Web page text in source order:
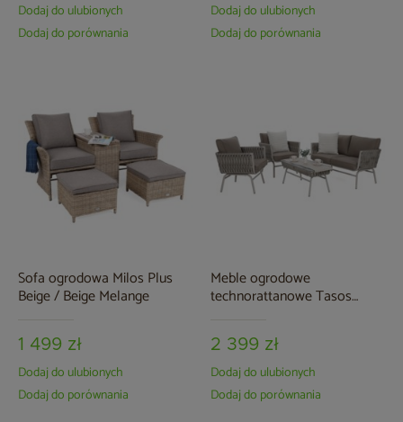
Dodaj do ulubionych
Dodaj do porównania
Dodaj do ulubionych
Dodaj do porównania
Sofa ogrodowa Milos Plus
Beige / Beige Melange
1 499 zł
Dodaj do ulubionych
Dodaj do porównania
Meble ogrodowe
technorattanowe Tasos
2 399 zł
Dodaj do ulubionych
Dodaj do porównania